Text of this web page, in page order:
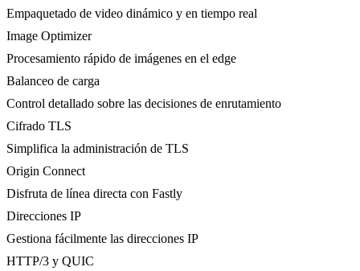
Empaquetado de video dinámico y en tiempo real
Image Optimizer
Procesamiento rápido de imágenes en el edge
Balanceo de carga
Control detallado sobre las decisiones de enrutamiento
Cifrado TLS
Simplifica la administración de TLS
Origin Connect
Disfruta de línea directa con Fastly
Direcciones IP
Gestiona fácilmente las direcciones IP
HTTP/3 y QUIC